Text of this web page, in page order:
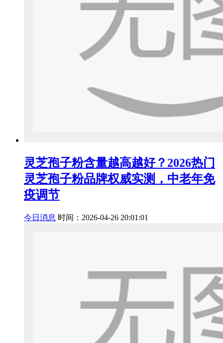
灵芝孢子粉含量越高越好？2026热门
灵芝孢子粉品牌权威实测，中老年免
疫调节
今日消息 时间：2026-04-26 20:01:01